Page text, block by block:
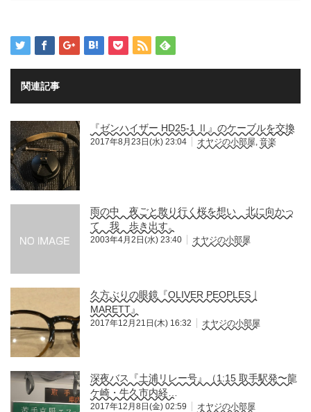
関連記事
『ゼンハイザー HD25-1 Ⅱ』のケーブルを交換
2017年8月23日(水) 23:04 オヤジの小部屋, 音楽
雨の中 夜ごと散り行く桜を想い 北に向かっ
て 我 歩き出す。
2003年4月2日(水) 23:40 オヤジの小部屋
久方ぶりの眼鏡『OLIVER PEOPLES｜
MARETT』
2017年12月21日(木) 16:32 オヤジの小部屋
深夜バス『土浦リレー号』（1:15 取手駅発〜龍
ケ崎・牛久市内経…
2017年12月8日(金) 02:59 オヤジの小部屋